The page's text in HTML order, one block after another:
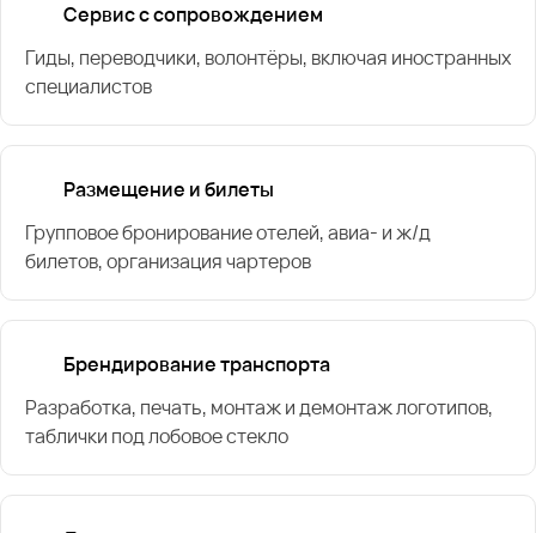
Сервис с сопровождением
Гиды, переводчики, волонтёры, включая иностранных
специалистов
Размещение и билеты
Групповое бронирование отелей, авиа- и ж/д
билетов, организация чартеров
Брендирование транспорта
Разработка, печать, монтаж и демонтаж логотипов,
таблички под лобовое стекло